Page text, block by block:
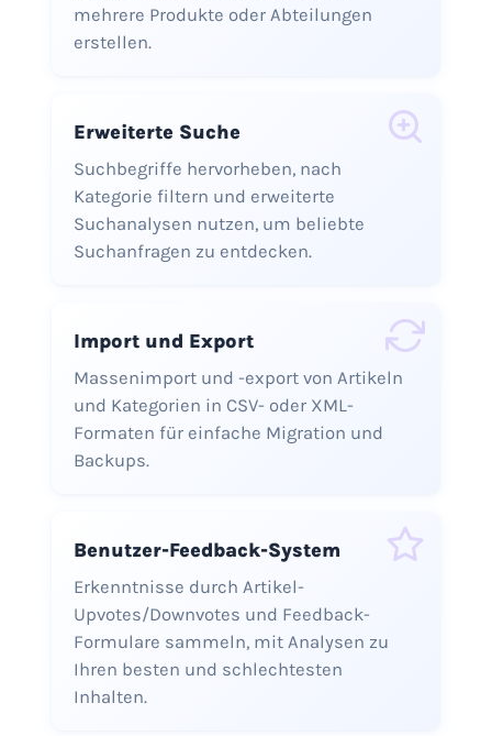
mehrere Produkte oder Abteilungen
erstellen.
Erweiterte Suche
Suchbegriffe hervorheben, nach
Kategorie filtern und erweiterte
Suchanalysen nutzen, um beliebte
Suchanfragen zu entdecken.
Import und Export
Massenimport und -export von Artikeln
und Kategorien in CSV- oder XML-
Formaten für einfache Migration und
Backups.
Benutzer-Feedback-System
Erkenntnisse durch Artikel-
Upvotes/Downvotes und Feedback-
Formulare sammeln, mit Analysen zu
Ihren besten und schlechtesten
Inhalten.